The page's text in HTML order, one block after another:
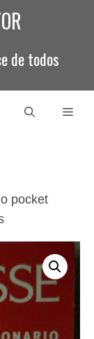
de todos
pocket